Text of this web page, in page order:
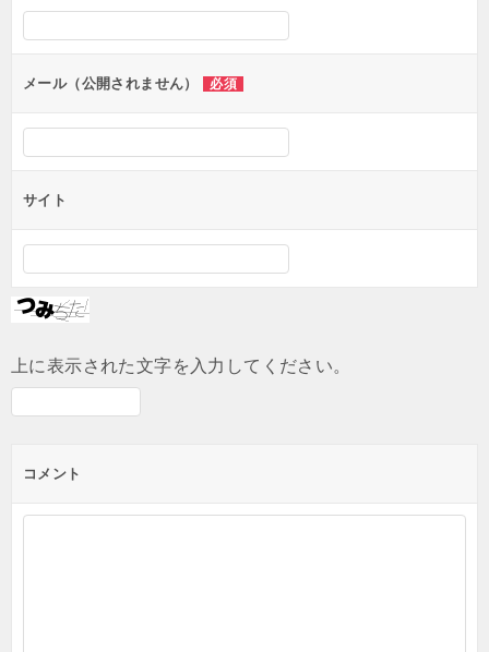
シ
ョ
ンメール（公開されません） 必須
サイト
上に表示された文字を入力してください。
コメント